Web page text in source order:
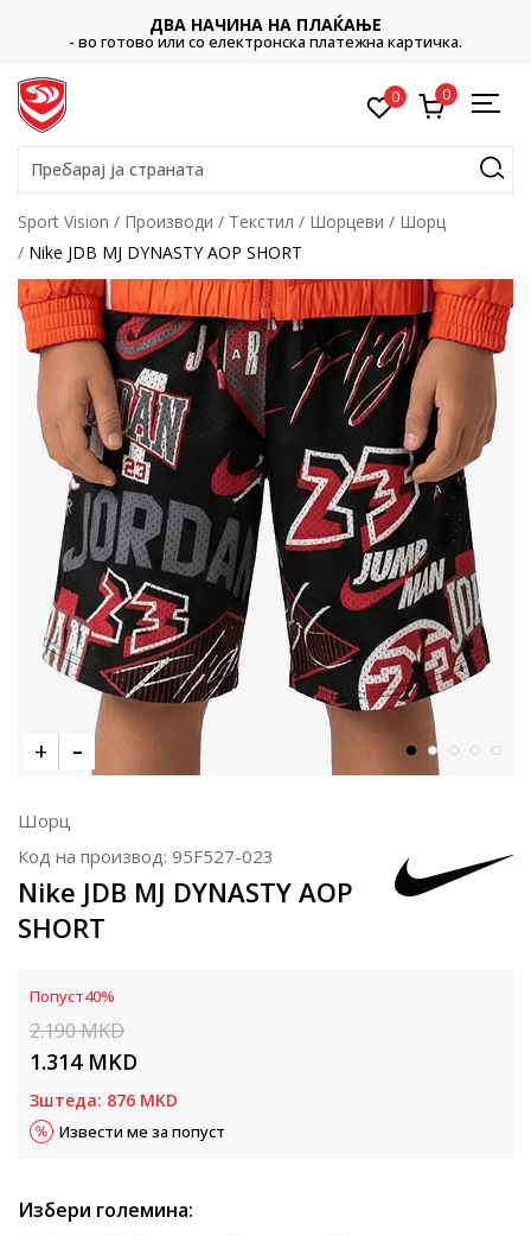
ДВА НАЧИНА НА ПЛАЌАЊЕ
- во готово или со електронска платежна картичка.
0 0
Пребарај ја страната
Sport Vision Производи Текстил Шорцеви
Шорц
Nike JDB MJ DYNASTY AOP SHORT
Шорц
Код на производ: 95F527-023
Nike JDB MJ DYNASTY AOP
SHORT
Попуст40%
2.190MKD
1.314 MKD
Зштеда: 876 MKD
Извести ме за попуст
Избери големина: